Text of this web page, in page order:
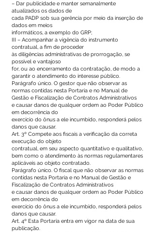
– Dar publicidade e manter semanalmente
atualizados os dados de
cada PADP sob sua gerência por meio da inserção de
dados em meios
informáticos, a exemplo do GRP;
III – Acompanhar a vigência do instrumento
contratual, a fim de proceder
às diligências administrativas de prorrogação, se
possível e vantajoso
for, ou ao encerramento da contratação, de modo a
garantir o atendimento do interesse público.
Parágrafo único. O gestor que não observar as
normas contidas nesta Portaria e no Manual de
Gestão e Fiscalização de Contratos Administrativos
e causar danos de qualquer ordem ao Poder Público
em decorrência do
exercício do ônus a ele incumbido, responderá pelos
danos que causar.
Art. 3º Compete aos fiscais a verificação da correta
execução do objeto
contratual, em seu aspecto quantitativo e qualitativo,
bem como o atendimento às normas regulamentares
aplicáveis ao objeto contratado.
Parágrafo único. O fiscal que não observar as normas
contidas nesta Portaria e no Manual de Gestão e
Fiscalização de Contratos Administrativos
e causar danos de qualquer ordem ao Poder Público
em decorrência do
exercício do ônus a ele incumbido, responderá pelos
danos que causar.
Art. 4º Esta Portaria entra em vigor na data de sua
publicação.